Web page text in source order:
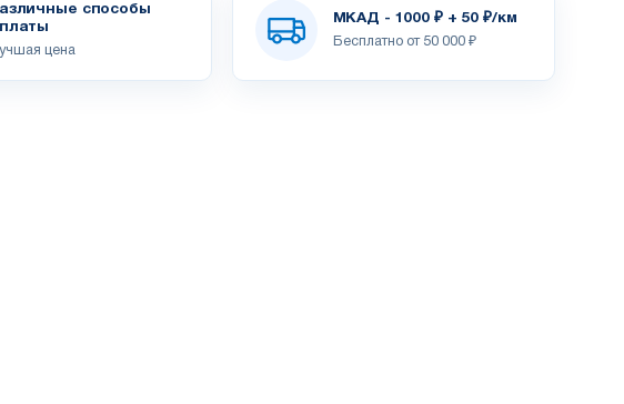
способы
цена
МКАД - 1000 ₽ + 50 ₽/км
Бесплатно от 50 000 ₽